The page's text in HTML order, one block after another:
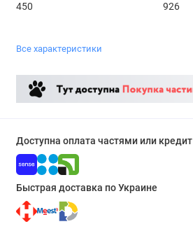
450 926
Все характеристики
Доступна оплата частями или кредит
Быстрая доставка по Украине